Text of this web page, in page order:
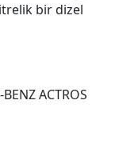
bir dizel
ACTROS